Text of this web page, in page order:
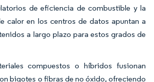
de eficiencia de combustible y la
calor en los centros de datos apuntan a
a largo plazo para estos grados de
compuestos o híbridos fusionan
bigotes o fibras de no óxido, ofreciendo